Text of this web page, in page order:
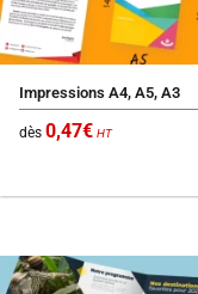
Impressions A4, A5, A3
dès0,47€ HT